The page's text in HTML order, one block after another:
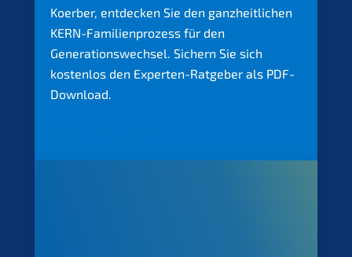
Koerber, entde­cken Sie den ganzheit­li­chen
KERN-Famili­en­pro­zess für den
Generations­wechsel. Sichern Sie sich
kosten­los den Exper­ten-Ratge­ber als PDF-
Download.